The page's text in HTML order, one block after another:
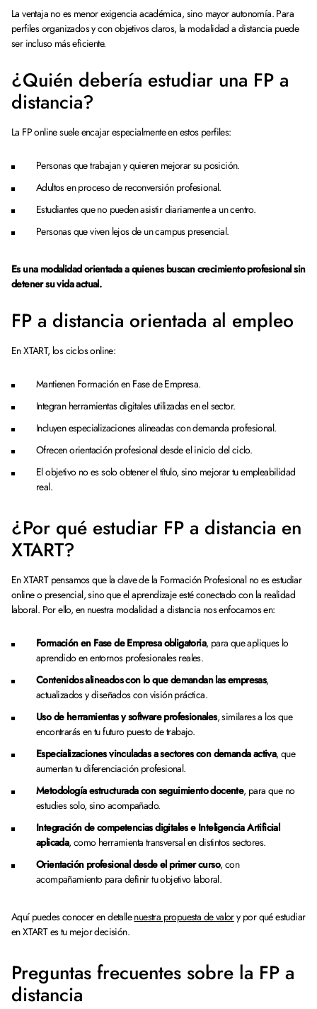
La ventaja no es menor exigencia académica, sino mayor autonomía. Para
perfiles organizados y con objetivos claros, la modalidad a distancia puede
ser incluso más eficiente.
¿Quién debería estudiar una FP a
distancia?
La FP online suele encajar especialmente en estos perfiles:
Personas que trabajan y quieren mejorar su posición.
Adultos en proceso de reconversión profesional.
Estudiantes que no pueden asistir diariamente a un centro.
Personas que viven lejos de un campus presencial.
Es una modalidad orientada a quienes buscan crecimiento profesional sin
detener su vida actual.
FP a distancia orientada al empleo
En XTART, los ciclos online:
Mantienen Formación en Fase de Empresa.
Integran herramientas digitales utilizadas en el sector.
Incluyen especializaciones alineadas con demanda profesional.
Ofrecen orientación profesional desde el inicio del ciclo.
El objetivo no es solo obtener el título, sino mejorar tu empleabilidad
real.
¿Por qué estudiar FP a distancia en
XTART?
En XTART pensamos que la clave de la Formación Profesional no es estudiar
online o presencial, sino que el aprendizaje esté conectado con la realidad
laboral. Por ello, en nuestra modalidad a distancia nos enfocamos en:
Formación en Fase de Empresa obligatoria, para que apliques lo
aprendido en entornos profesionales reales.
Contenidos alineados con lo que demandan las empresas,
actualizados y diseñados con visión práctica.
Uso de herramientas y software profesionales, similares a los que
encontrarás en tu futuro puesto de trabajo.
Especializaciones vinculadas a sectores con demanda activa, que
aumentan tu diferenciación profesional.
Metodología estructurada con seguimiento docente, para que no
estudies solo, sino acompañado.
Integración de competencias digitales e Inteligencia Artificial
aplicada, como herramienta transversal en distintos sectores.
Orientación profesional desde el primer curso, con
acompañamiento para definir tu objetivo laboral.
Aquí puedes conocer en detallenuestra propuesta de valory por qué estudiar
en XTART es tu mejor decisión.
Preguntas frecuentes sobre la FP a
distancia